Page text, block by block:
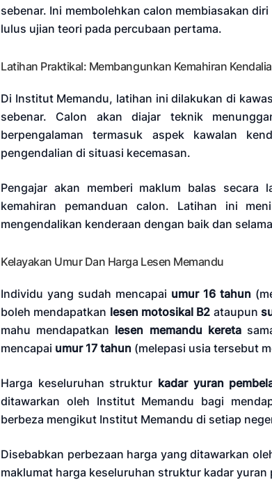
sebenar. Ini membolehkan calon membiasakan
lulus ujian teori pada percubaan pertama.
Latihan Praktikal: Membangunkan Kemahiran
Di Institut Memandu, latihan ini dilakukan di
sebenar. Calon akan diajar teknik
berpengalaman termasuk aspek kawalan
pengendalian di situasi kecemasan.
Pengajar akan memberi maklum balas secara
kemahiran pemanduan calon. Latihan ini
mengendalikan kenderaan dengan baik dan
Kelayakan Umur Dan Harga Lesen Memandu
Individu yang sudah mencapai umur 16 tahun
boleh mendapatkan lesen motosikal B2 ataupun
mahu mendapatkan lesen memandu kereta
mencapai umur 17 tahun (melepasi usia tersebut
Harga keseluruhan struktur kadar yuran
ditawarkan oleh Institut Memandu bagi
berbeza mengikut Institut Memandu di setiap
Disebabkan perbezaan harga yang ditawarkan
maklumat harga keseluruhan struktur kadar